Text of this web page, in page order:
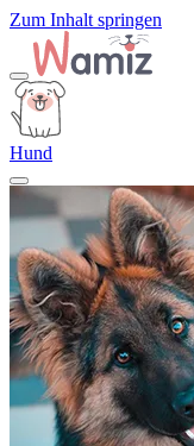
Zum Inhalt springen
Hund